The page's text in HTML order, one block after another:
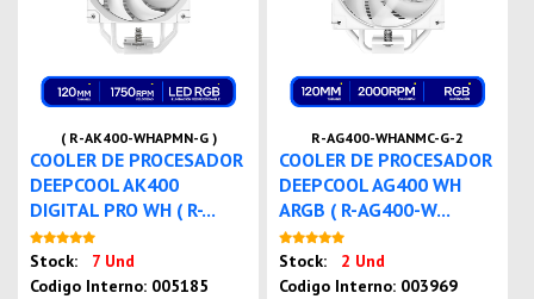
( R-AK400-WHAPMN-G )
COOLER DE PROCESADOR
DEEPCOOL AK400
DIGITAL PRO WH ( R-...
Stock:
7 Und
Codigo Interno: 005185
R-AG400-WHANMC-G-2
COOLER DE PROCESADOR
DEEPCOOL AG400 WH
ARGB ( R-AG400-W...
Stock:
2 Und
Codigo Interno: 003969